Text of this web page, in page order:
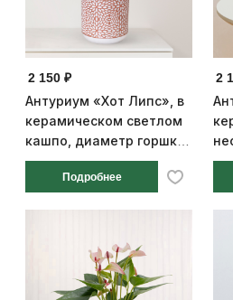
2 150 ₽
Антуриум «Хот Липс», в
керамическом светлом
кашпо, диаметр горшка
9 см, высота 25 см
Подробнее
2